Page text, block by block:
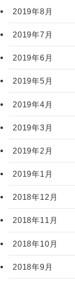
2019年8月
2019年7月
2019年6月
2019年5月
2019年4月
2019年3月
2019年2月
2019年1月
2018年12月
2018年11月
2018年10月
2018年9月